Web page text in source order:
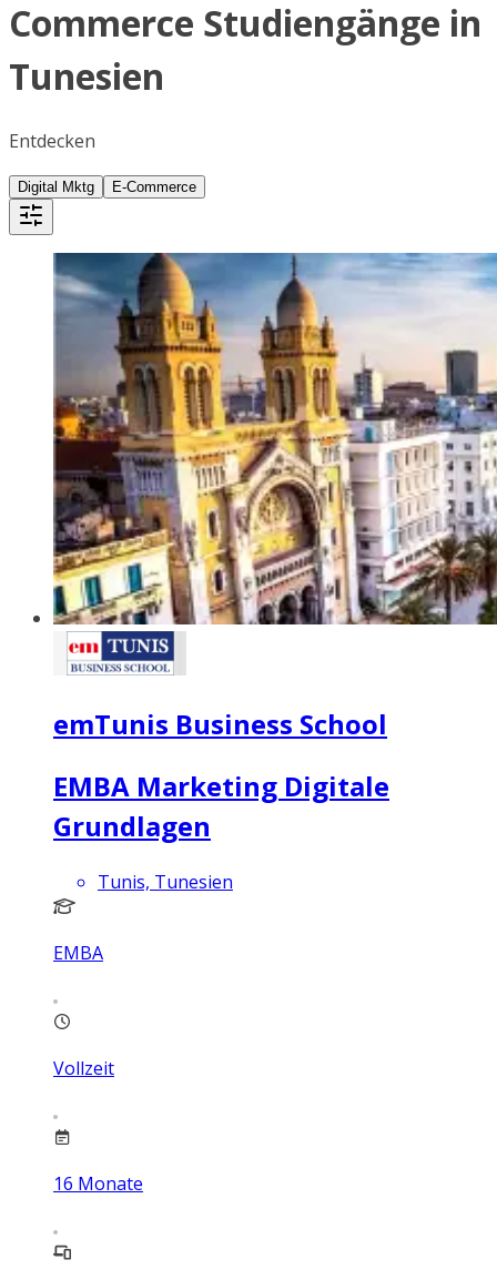
Commerce Studiengänge in
Tunesien
Entdecken
Digital Mktg E-Commerce
emTunis Business School
EMBA Marketing Digitale
Grundlagen
Tunis, Tunesien
EMBA
Vollzeit
16 Monate